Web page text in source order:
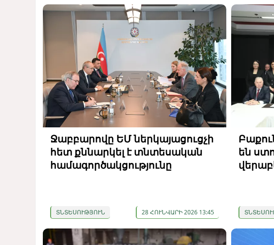
Ջաբբարովը ԵՄ ներկայացուցչի
հետ քննարկել է տնտեսական
համագործակցությունը
ՏՆՏԵՍՈՒԹՅՈՒՆ 28 ՀՈՒՆՎԱՐԻ 2026 13:45
են